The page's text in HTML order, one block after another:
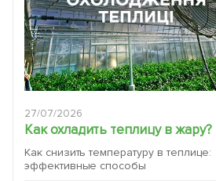
27/07/2026
Как охладить теплицу в жару?
Как снизить температуру в теплице:
эффективные способы